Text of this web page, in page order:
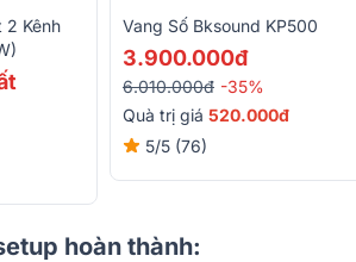
2 Kênh
Vang Số Bksound KP500
3.900.000đ
6.010.000đ -35%
Quà trị giá 520.000đ
5/5 (76)
hoàn thành: